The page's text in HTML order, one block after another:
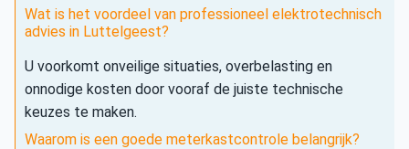
Wat is het voordeel van professioneel elektrotechnisch
advies in Luttelgeest?
U voorkomt onveilige situaties, overbelasting en
onnodige kosten door vooraf de juiste technische
keuzes te maken.
Waarom is een goede meterkastcontrole belangrijk?